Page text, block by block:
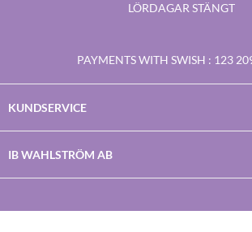
LÖRDAGAR STÄNGT
PAYMENTS WITH SWISH : 123
KUNDSERVICE
IB WAHLSTRÖM AB
Facebook
Twitter